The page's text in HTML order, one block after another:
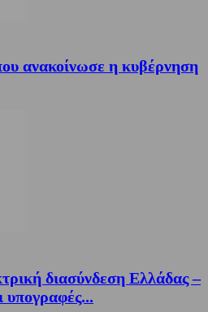
ανακοίνωσε η κυβέρνηση
διασύνδεση Ελλάδας –